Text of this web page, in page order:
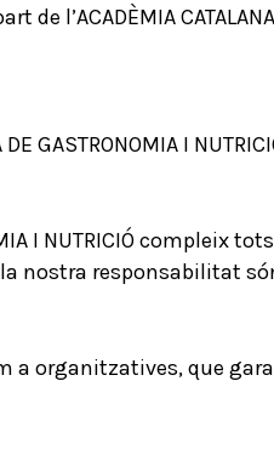
l’ACADÈMIA CATALANA
GASTRONOMIA I
I NUTRICIÓ compleix
nostra responsabilitat
a organitzatives, que